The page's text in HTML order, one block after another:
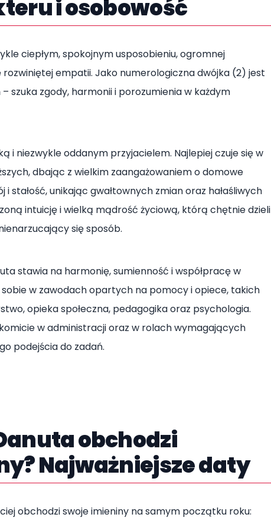
i osobowość
ciepłym, spokojnym usposobieniu, ogromnej
rozwiniętej empatii. Jako numerologiczna dwójka (2) jest
szuka zgody, harmonii i porozumienia w każdym
i niezwykle oddanym przyjacielem. Najlepiej czuje się w
dbając z wielkim zaangażowaniem o domowe
i stałość, unikając gwałtownych zmian oraz hałaśliwych
intuicję i wielką mądrość życiową, którą chętnie dzieli
się sposób.
stawia na harmonię, sumienność i współpracę w
sobie w zawodach opartych na pomocy i opiece, takich
opieka społeczna, pedagogika oraz psychologia.
w administracji oraz w rolach wymagających
podejścia do zadań.
obchodzi
Najważniejsze daty
obchodzi swoje imieniny na samym początku roku: